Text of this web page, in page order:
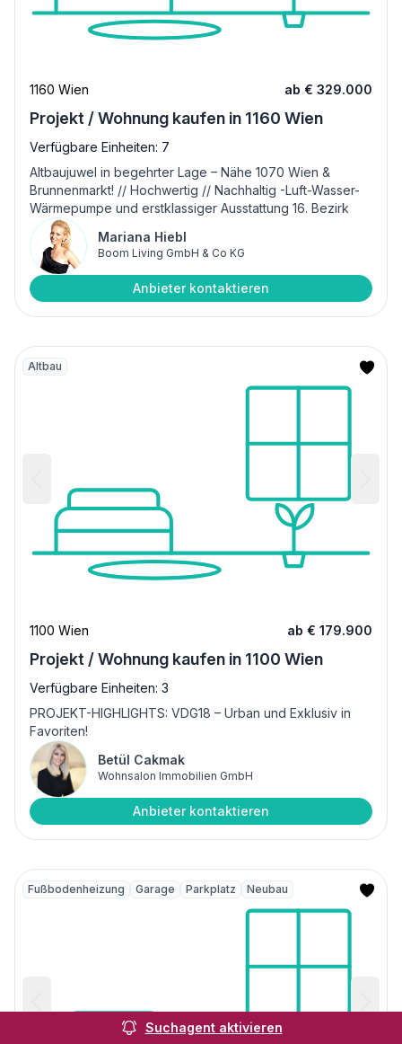
1160 Wien ab € 329.000
Projekt / Wohnung kaufen in 1160 Wien
Verfügbare Einheiten: 7
Altbaujuwel in begehrter Lage – Nähe 1070 Wien &
Brunnenmarkt! // Hochwertig // Nachhaltig -Luft-Wasser-
Wärmepumpe und erstklassiger Ausstattung 16. Bezirk
Mariana Hiebl
Boom Living GmbH & Co KG
Anbieter kontaktieren
Altbau
1100 Wien ab € 179.900
Projekt / Wohnung kaufen in 1100 Wien
Verfügbare Einheiten: 3
PROJEKT-HIGHLIGHTS: VDG18 – Urban und Exklusiv in
Favoriten!
Betül Cakmak
Wohnsalon Immobilien GmbH
Anbieter kontaktieren
Fußbodenheizung Garage Parkplatz Neubau
Suchagent aktivieren